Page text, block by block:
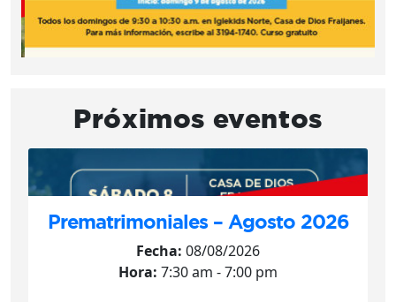
Próximos eventos
Prematrimoniales – Agosto 2026
Fecha: 08/08/2026
Hora: 7:30 am - 7:00 pm